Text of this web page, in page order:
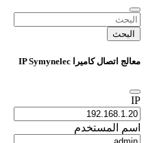
البحث
معالج اتصال كاميرا IP Symynelec
IP
اسم المستخدم